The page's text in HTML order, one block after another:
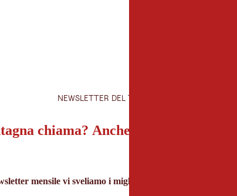
NEWSLETTER DEL TIROLO
chiama? Anche la nostra
mensile vi sveliamo i migliori consigli per le